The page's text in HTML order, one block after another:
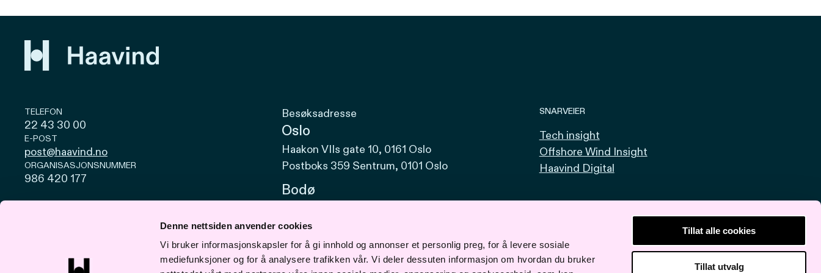
Denne nettsiden anvender cookies
Vi bruker informasjonskapsler for å gi innhold og annonser et personlig preg, for å levere sosiale
mediefunksjoner og for å analysere trafikken vår. Vi deler dessuten informasjon om hvordan du bruker
Tillat alle cookies
Tillat utvalg
TELEFON
22 43 30 00
E-POST
post@haavind.no
ORGANISASJONSNUMMER
986 420 177
Besøksadresse
Oslo
Haakon VIIs gate 10, 0161 Oslo
Postboks 359 Sentrum, 0101 Oslo
Bodø
Bergen
Vaskerelven 39, 5014 Bergen
SNARVEIER
Tech insight
Offshore Wind Insight
Haavind Digital